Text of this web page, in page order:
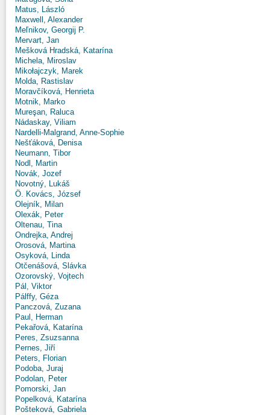
Matus, László
Maxwell, Alexander
Meľnikov, Georgij P.
Mervart, Jan
Mešková Hradská, Katarína
Michela, Miroslav
Mikołajczyk, Marek
Molda, Rastislav
Moravčíková, Henrieta
Motnik, Marko
Mureşan, Raluca
Nádaskay, Viliam
Nardelli-Malgrand, Anne-Sophie
Nešťáková, Denisa
Neumann, Tibor
Nodl, Martin
Novák, Jozef
Novotný, Lukáš
Ö. Kovács, József
Olejník, Milan
Olexák, Peter
Oltenau, Tina
Ondrejka, Andrej
Orosová, Martina
Osyková, Linda
Otčenášová, Slávka
Ozorovský, Vojtech
Pál, Viktor
Pálffy, Géza
Panczová, Zuzana
Paul, Herman
Pekařová, Katarína
Peres, Zsuzsanna
Pernes, Jiří
Peters, Florian
Podoba, Juraj
Podolan, Peter
Pomorski, Jan
Popelková, Katarína
Pošteková, Gabriela